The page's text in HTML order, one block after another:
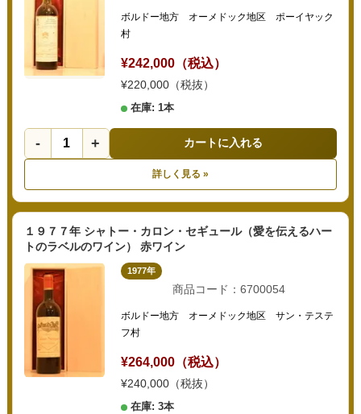
ボルドー地方 オーメドック地区 ポーイヤック
村
¥242,000（税込）
¥220,000（税抜）
在庫: 1本
- + カートに入れる
詳しく見る »
１９７７年 シャトー・カロン・セギュール（愛を伝えるハー
トのラベルのワイン） 赤ワイン
1977年
商品コード：6700054
ボルドー地方 オーメドック地区 サン・テステ
フ村
¥264,000（税込）
¥240,000（税抜）
在庫: 3本